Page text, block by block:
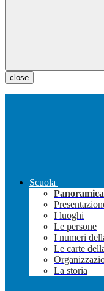
close
Scuola
Panoramica
I luoghi
Le persone
I numeri
Le carte
La storia